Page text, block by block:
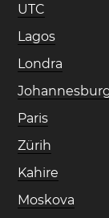
UTC
Lagos
Londra
Paris
Zürih
Kahire
Moskova